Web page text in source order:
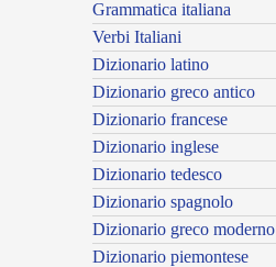
Grammatica italiana
Verbi Italiani
Dizionario latino
Dizionario greco antico
Dizionario francese
Dizionario inglese
Dizionario tedesco
Dizionario spagnolo
Dizionario greco moderno
Dizionario piemontese